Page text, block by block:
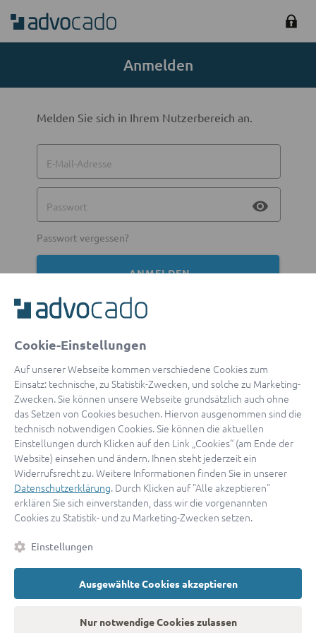
Anmelden
Melden Sie sich in Ihrem Nutzerbereich an.
E-Mail-Adresse
Passwort visibility
Passwort vergessen?
ANMELDEN
Mit Apple anmelden
Sign in with Google
By continuing, you are indicating that you accept ourTerms of
ServiceandPrivacy Policy.
Sie haben noch keinen Zugang?Hier registrieren
oder als Anwalt registrieren.
© 2026 advocado
Cookie-Einstellungen
Auf unserer Webseite kommen verschiedene Cookies zum
Einsatz: technische, zu Statistik-Zwecken, und solche zu Marketing-
Zwecken. Sie können unsere Webseite grundsätzlich auch ohne
das Setzen von Cookies besuchen. Hiervon ausgenommen sind die
technisch notwendigen Cookies. Sie können die aktuellen
Einstellungen durch Klicken auf den Link „Cookies“ (am Ende der
Website) einsehen und ändern. Ihnen steht jederzeit ein
Widerrufsrecht zu. Weitere Informationen finden Sie in unserer
Datenschutzerklärung. Durch Klicken auf "Alle akzeptieren"
erklären Sie sich einverstanden, dass wir die vorgenannten
Cookies zu Statistik- und zu Marketing-Zwecken setzen.
Einstellungen
Ausgewählte Cookies akzeptieren
Nur notwendige Cookies zulassen